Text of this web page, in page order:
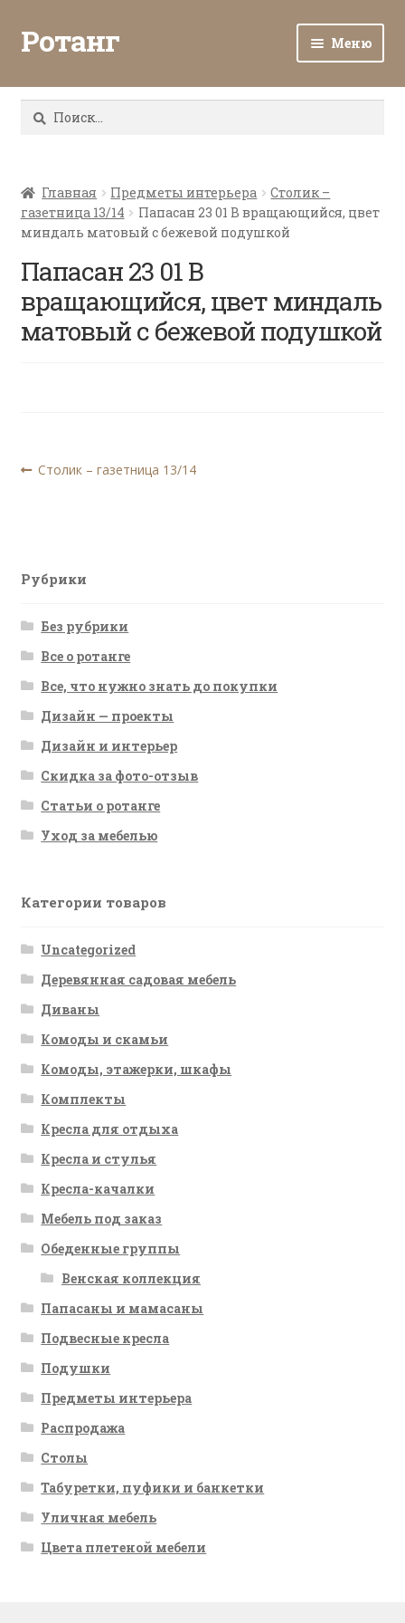
Ротанг Меню
Каталог
Все о ротанге
Ротанг оптом
Контакты
Найти:
Главная Предметы интерьера
Столик –
газетница 13/14
Папасан 23 01 В вращающийся, цвет
миндаль матовый с бежевой подушкой
Папасан 23 01 В
вращающийся, цвет миндаль
матовый с бежевой подушкой
Навигация
Предыдущая
Столик – газетница 13/14
Рубрики
Без рубрики
Все о ротанге
Все, что нужно знать до покупки
Дизайн — проекты
Дизайн и интерьер
Скидка за фото-отзыв
Статьи о ротанге
Уход за мебелью
Категории товаров
Uncategorized
Деревянная садовая мебель
Диваны
Комоды и скамьи
Комоды, этажерки, шкафы
Комплекты
Кресла для отдыха
Кресла и стулья
Кресла-качалки
Мебель под заказ
Обеденные группы
Венская коллекция
Папасаны и мамасаны
Подвесные кресла
Подушки
Предметы интерьера
Распродажа
Столы
Табуретки, пуфики и банкетки
Уличная мебель
Цвета плетеной мебели